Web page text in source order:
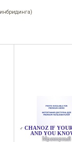
♂ CHANOZ IF
AND YOU
Мраморный